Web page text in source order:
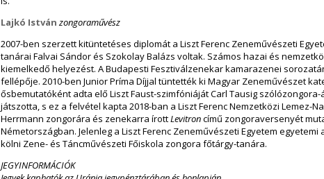
Lajkó István zongoraművész
2007-ben szerzett kitüntetéses diplomát a Liszt Ferenc Zeneművészeti
tanárai Falvai Sándor és Szokolay Balázs voltak. Számos hazai és
kiemelkedő helyezést. A Budapesti Fesztiválzenekar kamarazenei
fellépője. 2010-ben Junior Príma Díjjal tüntették ki Magyar Zeneművészet
ősbemutatóként adta elő Liszt Faust-szimfóniáját Carl Tausig
játszotta, s ez a felvétel kapta 2018-ban a Liszt Ferenc Nemzetközi Lemez-
Herrmann zongorára és zenekarra írottLevitroncímű zongoraversenyét
Németországban. Jelenleg a Liszt Ferenc Zeneművészeti Egyetem
kölni Zene- és Táncművészeti Főiskola zongora főtárgy-tanára.
JEGYINFORMÁCIÓK